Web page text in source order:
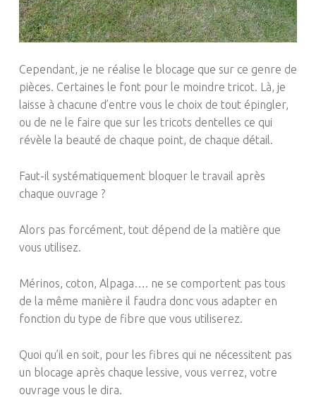
Cependant, je ne réalise le blocage que sur ce genre de
pièces. Certaines le font pour le moindre tricot. Là, je
laisse à chacune d’entre vous le choix de tout épingler,
ou de ne le faire que sur les tricots dentelles ce qui
révèle la beauté de chaque point, de chaque détail.
Faut-il systématiquement bloquer le travail après
chaque ouvrage ?
Alors pas forcément, tout dépend de la matière que
vous utilisez.
Mérinos, coton, Alpaga…. ne se comportent pas tous
de la même manière il faudra donc vous adapter en
fonction du type de fibre que vous utiliserez.
Quoi qu’il en soit, pour les fibres qui ne nécessitent pas
un blocage après chaque lessive, vous verrez, votre
ouvrage vous le dira.